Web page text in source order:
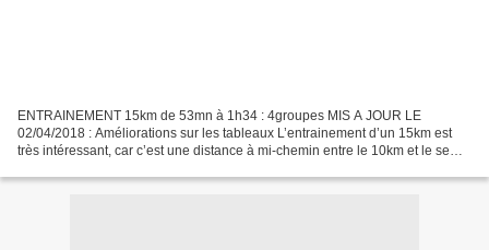
ENTRAINEMENT 15km de 53mn à 1h34 : 4groupes MIS A JOUR LE
02/04/2018 : Améliorations sur les tableaux L’entrainement d’un 15km est
très intéressant, car c’est une distance à mi-chemin entre le 10km et le semi.